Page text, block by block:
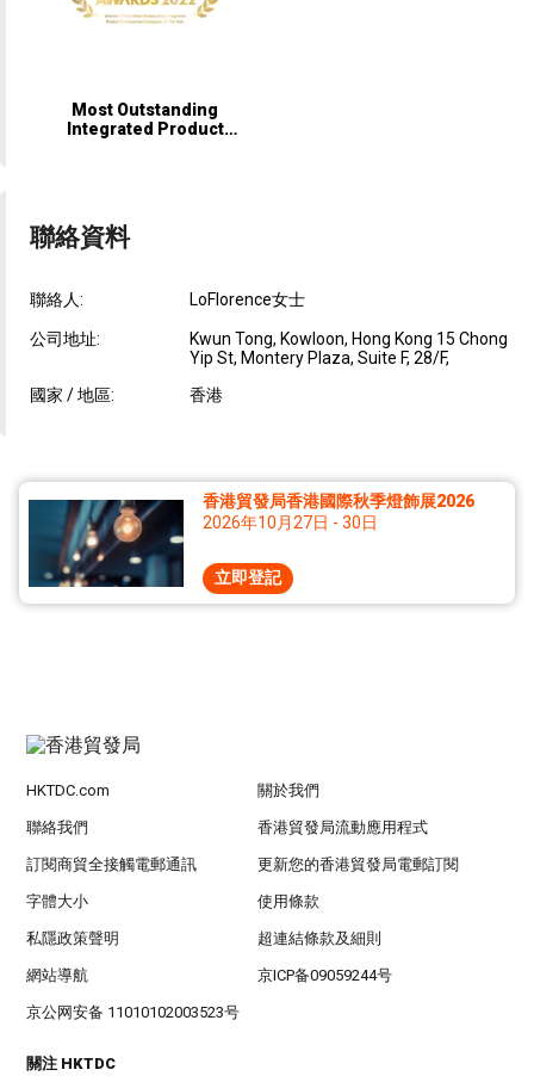
Most Outstanding
Integrated Product
聯絡資料
聯絡人: LoFlorence女士
公司地址:
Kwun Tong, Kowloon, Hong Kong 15 Chong
Yip St, Montery Plaza, Suite F, 28/F,
國家 / 地區:
香港
香港貿發局香港國際秋季燈飾展2026
2026年10月27日 - 30日
立即登記
HKTDC.com 關於我們
聯絡我們 香港貿發局流動應用程式
訂閱商貿全接觸電郵通訊 更新您的香港貿發局電郵訂閱
字體大小 使用條款
私隱政策聲明 超連結條款及細則
網站導航 京ICP备09059244号
京公网安备 11010102003523号
關注 HKTDC